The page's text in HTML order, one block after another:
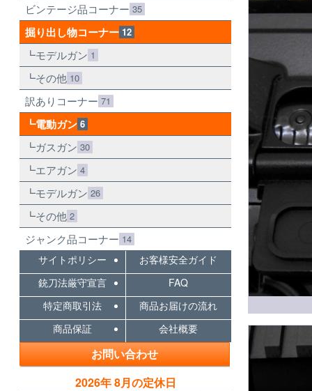
ビンテージ品コーナー 35
掘り出し物コーナー 12
モデルガン 1
その他 10
訳ありコーナー 71
電動ガン 6
ガスガン 30
エアガン 4
モデルガン 26
その他 2
ジャンク品コーナー 14
サイトポリシー
お客様安全ガイド
銃刀法厳守宣言
FAQ
特定商取引法
商品お届けの流れ
商品保証
会社概要
お問い合わせ
2026年 8月の定休日